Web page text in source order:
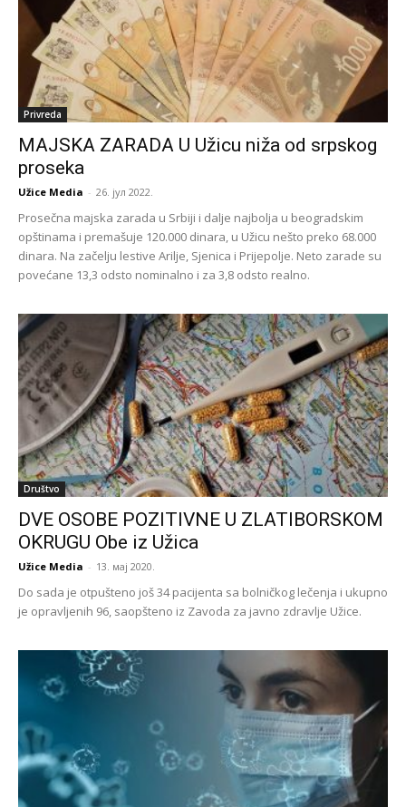
Privreda
MAJSKA ZARADA U Užicu niža od srpskog
proseka
Užice Media - 26. јул 2022.
Prosečna majska zarada u Srbiji i dalje najbolja u beogradskim
opštinama i premašuje 120.000 dinara, u Užicu nešto preko 68.000
dinara. Na začelju lestive Arilje, Sjenica i Prijepolje. Neto zarade su
povećane 13,3 odsto nominalno i za 3,8 odsto realno.
Društvo
DVE OSOBE POZITIVNE U ZLATIBORSKOM
OKRUGU Obe iz Užica
Užice Media - 13. мај 2020.
Do sada je otpušteno još 34 pacijenta sa bolničkog lečenja i ukupno
je opravljenih 96, saopšteno iz Zavoda za javno zdravlje Užice.